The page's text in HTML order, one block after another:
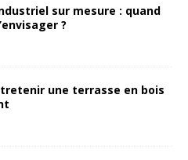
sur mesure : quand
?
une terrasse en bois